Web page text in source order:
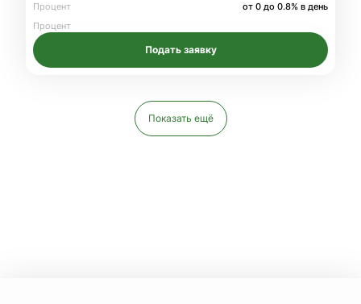
Процент
от 0 до 0.8% в день
Процент
Подать заявку
Показать ещё